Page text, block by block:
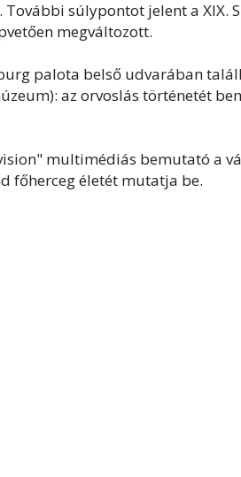
súlypontot jelent a XIX.
megváltozott.
palota belső udvarában
az orvoslás történetét
multimédiás bemutató a
főherceg életét mutatja be.